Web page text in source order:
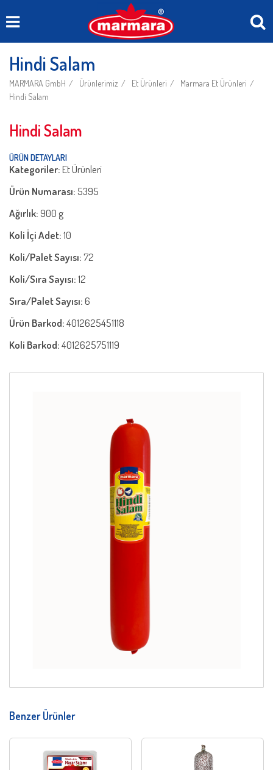
Hindi Salam
MARMARA GmbH Ürünlerimiz Et Ürünleri
Marmara Et Ürünleri
Hindi Salam
Hindi Salam
ÜRÜN DETAYLARI
Kategoriler:Et Ürünleri
Ürün Numarası: 5395
Ağırlık:900 g
Koli İçi Adet:10
Koli/Palet Sayısı:72
Koli/Sıra Sayısı:12
Sıra/Palet Sayısı:6
Ürün Barkod:4012625451118
Koli Barkod:4012625751119
Benzer Ürünler